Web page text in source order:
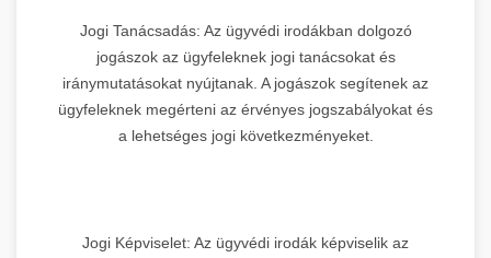
Jogi Tanácsadás: Az ügyvédi irodákban dolgozó
jogászok az ügyfeleknek jogi tanácsokat és
iránymutatásokat nyújtanak. A jogászok segítenek az
ügyfeleknek megérteni az érvényes jogszabályokat és
a lehetséges jogi következményeket.
Jogi Képviselet: Az ügyvédi irodák képviselik az